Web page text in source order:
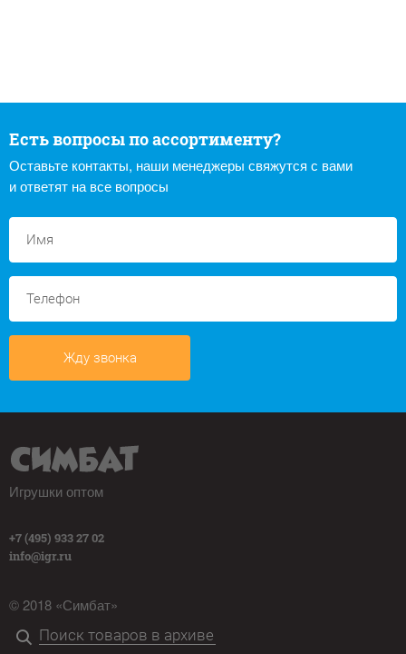
Есть вопросы по ассортименту?
Оставьте контакты, наши менеджеры свяжутся с вами
и ответят на все вопросы
Жду звонка
Игрушки оптом
+7 (495) 933 27 02
info@igr.ru
© 2018 «Симбат»